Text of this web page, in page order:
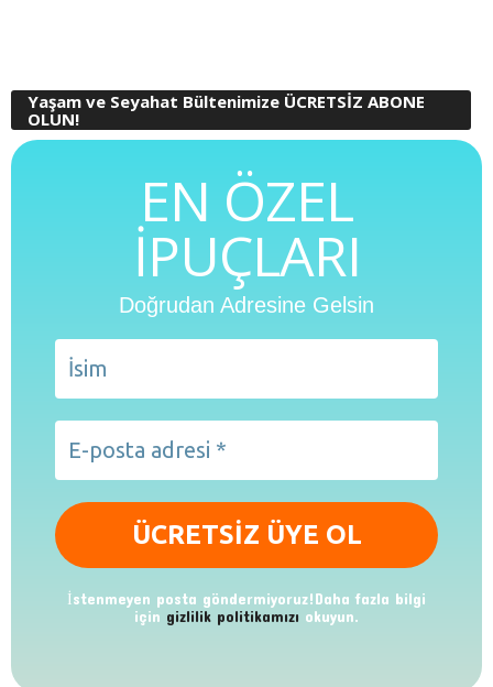
Yaşam ve Seyahat Bültenimize ÜCRETSİZ ABONE
OLUN!
EN ÖZEL
İPUÇLARI
Doğrudan Adresine Gelsin
İstenmeyen posta göndermiyoruz!Daha fazla bilgi
için gizlilik politikamızı okuyun.